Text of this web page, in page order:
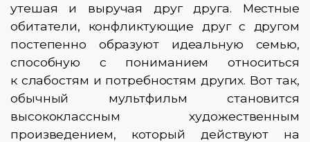
утешая и выручая друг друга. Местные
обитатели, конфликтующие друг с другом
постепенно образуют идеальную семью,
способную с пониманием относиться
к слабостям и потребностям других. Вот так,
обычный мультфильм становится
высококлассным художественным
произведением, который действуют на